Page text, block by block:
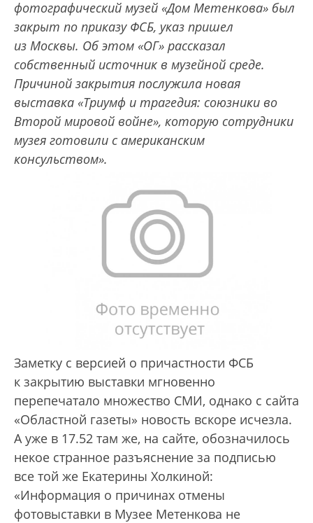
фотографический музей «Дом Метенкова» был
закрыт по приказу ФСБ, указ пришел
из Москвы. Об этом «ОГ» рассказал
собственный источник в музейной среде.
Причиной закрытия послужила новая
выставка «Триумф и трагедия: союзники во
Второй мировой войне», которую сотрудники
музея готовили с американским
консульством».
Заметку с версией о причастности ФСБ
к закрытию выставки мгновенно
перепечатало множество СМИ, однако с сайта
«Областной газеты» новость вскоре исчезла.
А уже в 17.52 там же, на сайте, обозначилось
некое странное разъяснение за подписью
все той же Екатерины Холкиной:
«Информация о причинах отмены
фотовыставки в Музее Метенкова не